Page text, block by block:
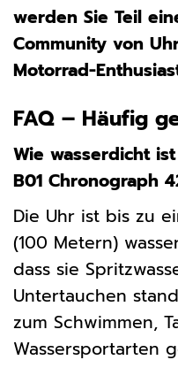
werden Sie Teil
Community von
Motorrad-
FAQ – Häufig
Wie wasserdicht
B01 Chronograph
Die Uhr ist bis zu
(100 Metern)
dass sie
Untertauchen
zum Schwimmen,
Wassersportarten